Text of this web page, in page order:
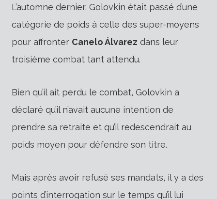
L’automne dernier, Golovkin était passé d’une
catégorie de poids à celle des super-moyens
pour affronter Canelo Álvarez dans leur
troisième combat tant attendu.
Bien qu’il ait perdu le combat, Golovkin a
déclaré qu’il n’avait aucune intention de
prendre sa retraite et qu’il redescendrait au
poids moyen pour défendre son titre.
Mais après avoir refusé ses mandats, il y a des
points d’interrogation sur le temps qu’il lui